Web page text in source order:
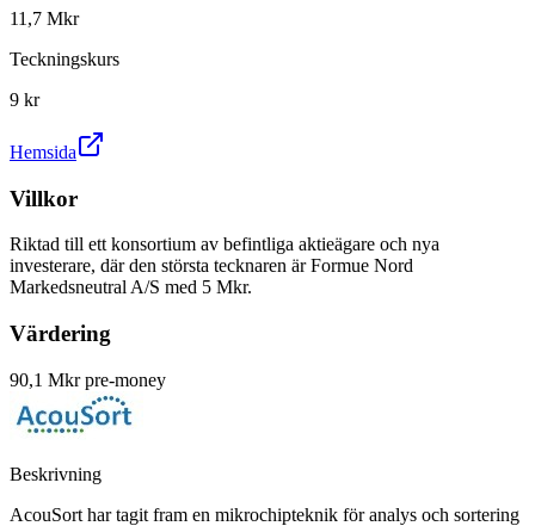
11,7 Mkr
Teckningskurs
9 kr
Hemsida
Villkor
Riktad till ett konsortium av befintliga aktieägare och nya
investerare, där den största tecknaren är Formue Nord
Markedsneutral A/S med 5 Mkr.
Värdering
90,1 Mkr pre-money
Beskrivning
AcouSort har tagit fram en mikrochipteknik för analys och sortering